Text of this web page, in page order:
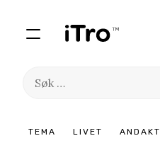
TEMA LIVET ANDAKT
Søk